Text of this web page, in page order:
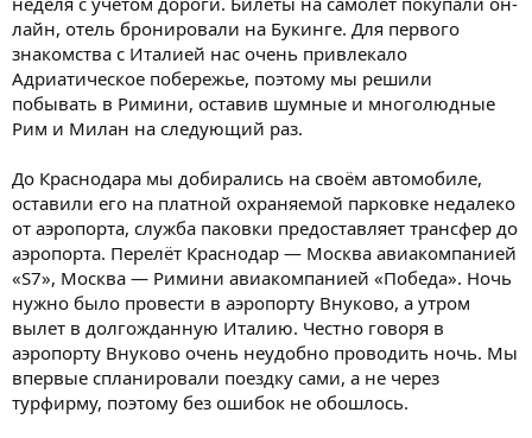
лайн, отель бронировали на Букинге. Для первого
знакомства с Италией нас очень привлекало
Адриатическое побережье, поэтому мы решили
побывать в Римини, оставив шумные и многолюдные
Рим и Милан на следующий раз.
До Краснодара мы добирались на своём автомобиле,
оставили его на платной охраняемой парковке недалеко
от аэропорта, служба паковки предоставляет трансфер до
аэропорта. Перелёт Краснодар — Москва авиакомпанией
«S7», Москва — Римини авиакомпанией «Победа». Ночь
нужно было провести в аэропорту Внуково, а утром
вылет в долгожданную Италию. Честно говоря в
аэропорту Внуково очень неудобно проводить ночь. Мы
впервые спланировали поездку сами, а не через
турфирму, поэтому без ошибок не обошлось.